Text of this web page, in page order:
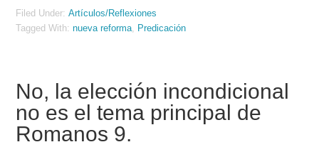
Filed Under:Artículos/Reflexiones
Tagged With:nueva reforma, Predicación
No, la elección incondicional
no es el tema principal de
Romanos 9.